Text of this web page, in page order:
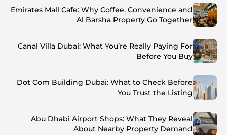
Emirates Mall Cafe: Why Coffee, Convenience and
Al Barsha Property Go Together
Canal Villa Dubai: What You’re Really Paying For
Before You Buy
Dot Com Building Dubai: What to Check Before
You Trust the Listing
Abu Dhabi Airport Shops: What They Reveal
About Nearby Property Demand